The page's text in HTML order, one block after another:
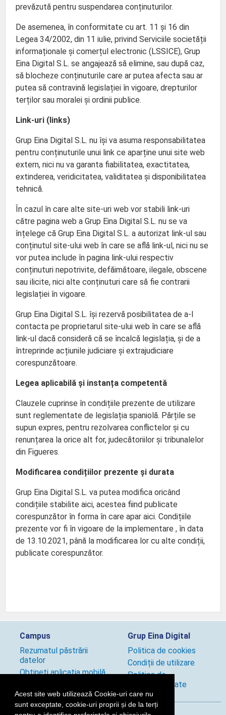
Acest site web utilizează Cookie-uri care nu
sunt exceptate, cookie-uri proprii și de la terți
prevăzută pentru suspendarea conținuturilor.
De asemenea, în conformitate cu art. 11 și 16 din
Legea 34/2002, din 11 iulie, privind Serviciile societății
informaționale și comerțul electronic (LSSICE), Grup
Eina Digital S.L. se angajează să elimine, sau după caz,
să blocheze conținuturile care ar putea afecta sau ar
putea să contravină legislației în vigoare, drepturilor
terților sau moralei și ordinii publice.
Link-uri (links)
Grup Eina Digital S.L. nu își va asuma responsabilitatea
pentru conținuturile unui link ce aparține unui site web
extern, nici nu va garanta fiabilitatea, exactitatea,
extinderea, veridicitatea, validitatea și disponibilitatea
tehnică.
În cazul în care alte site-uri web vor stabili link-uri
către pagina web a Grup Eina Digital S.L. nu se va
înțelege că Grup Eina Digital S.L. a autorizat link-ul sau
conținutul site-ului web în care se află link-ul, nici nu se
vor putea include în pagina link-ului respectiv
conținuturi nepotrivite, defăimătoare, ilegale, obscene
sau ilicite, nici alte conținuturi care să fie contrarii
legislației în vigoare.
Grup Eina Digital S.L. își rezervă posibilitatea de a-l
contacta pe proprietarul site-ului web în care se află
link-ul dacă consideră că se încalcă legislația, și de a
întreprinde acțiunile judiciare și extrajudiciare
corespunzătoare.
Legea aplicabilă și instanța competentă
Clauzele cuprinse în condițiile prezente de utilizare
sunt reglementate de legislația spaniolă. Părțile se
supun expres, pentru rezolvarea conflictelor și cu
renunțarea la orice alt for, judecătoriilor și tribunalelor
din Figueres.
Modificarea condițiilor prezente și durata
Grup Eina Digital S.L. va putea modifica oricând
condițiile stabilite aici, acestea fiind publicate
corespunzător în forma în care apar aici. Condițiile
prezente vor fi în vigoare de la implementare , în data
de 13.10.2021, până la modificarea lor cu alte condiții,
publicate corespunzător.
Campus
Rezumatul păstrării
datelor
Obțineți aplicația mobilă
Grup Eina Digital
Politica de cookies
Condiții de utilizare
Politica de
confidențialitate